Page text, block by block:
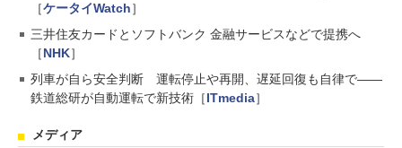
［ケータイWatch］
三井住友カードとソフトバンク 金融サービスなどで提携へ
［NHK］
列車が自ら安全判断 運転停止や再開、遅延回復も自律で――
鉄道総研が自動運転で新技術［ITmedia］
メディア